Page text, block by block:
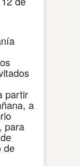
partir
a
para
de